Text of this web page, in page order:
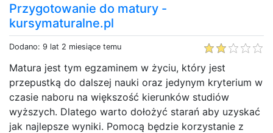
Przygotowanie do matury -
kursymaturalne.pl
Dodano: 9 lat 2 miesiące temu
Matura jest tym egzaminem w życiu, który jest
przepustką do dalszej nauki oraz jedynym kryterium w
czasie naboru na większość kierunków studiów
wyższych. Dlatego warto dołożyć starań aby uzyskać
jak najlepsze wyniki. Pomocą będzie korzystanie z